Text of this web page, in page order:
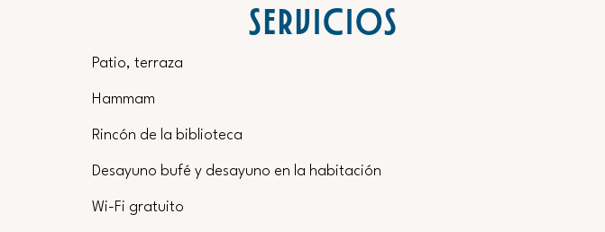
SERVICIOS
Patio, terraza
Hammam
Rincón de la biblioteca
Desayuno bufé y desayuno en la habitación
Wi-Fi gratuito